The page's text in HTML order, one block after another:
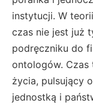
instytucji. W
czas nie jest już
podręczniku do
ontologów. Czas
życia, pulsujący
jednostką i